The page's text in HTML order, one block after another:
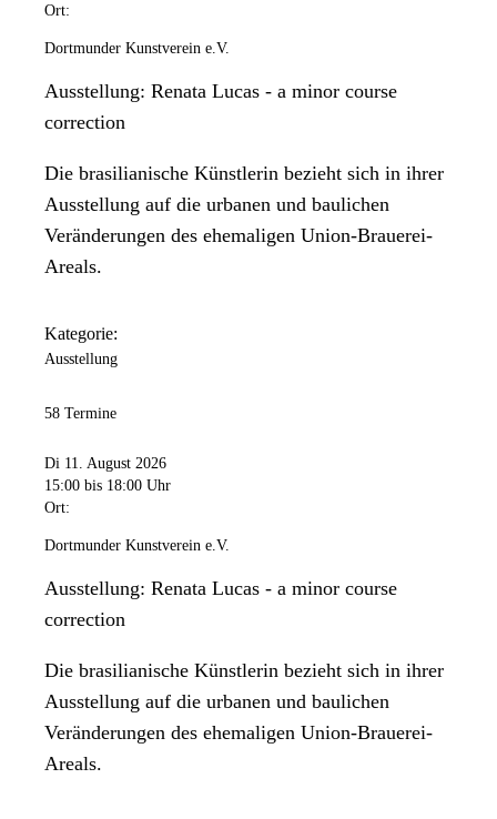
Ort:
Dortmunder Kunstverein e.V.
Ausstellung: Renata Lucas - a minor course
correction
Die brasilianische Künstlerin bezieht sich in ihrer
Ausstellung auf die urbanen und baulichen
Veränderungen des ehemaligen Union-Brauerei-
Areals.
Kategorie:
Ausstellung
58 Termine
Di 11. August 2026
15:00 bis 18:00 Uhr
Ort:
Dortmunder Kunstverein e.V.
Ausstellung: Renata Lucas - a minor course
correction
Die brasilianische Künstlerin bezieht sich in ihrer
Ausstellung auf die urbanen und baulichen
Veränderungen des ehemaligen Union-Brauerei-
Areals.